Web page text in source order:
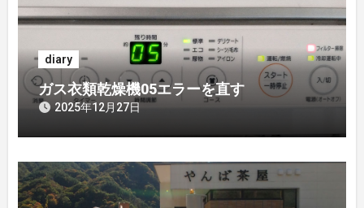
diary
ガス衣類乾燥機05エラーを直す
2025年12月27日